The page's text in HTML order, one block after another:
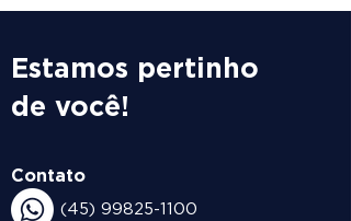
Estamos pertinho
de você!
Contato
(45) 99825-1100